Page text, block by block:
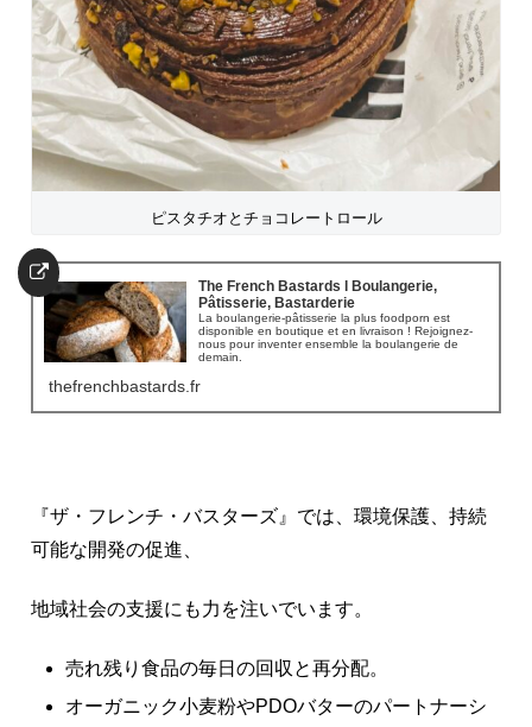
ピスタチオとチョコレートロール
The French Bastards l Boulangerie,
Pâtisserie, Bastarderie
La boulangerie-pâtisserie la plus foodporn est
disponible en boutique et en livraison ! Rejoignez-
nous pour inventer ensemble la boulangerie de
demain.
thefrenchbastards.fr
『ザ・フレンチ・バスターズ』では、環境保護、持続
可能な開発の促進、
地域社会の支援にも力を注いでいます。
売れ残り食品の毎日の回収と再分配。
オーガニック小麦粉やPDOバターのパートナーシ